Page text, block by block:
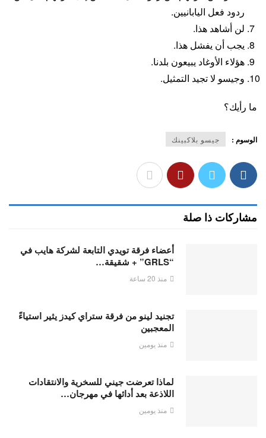
ردود فعل اليابانيين.
لن أشاهد هذا.
يجب أن يفشل هذا.
هؤلاء الأوغاد يبيعون بلدنا.
وجيسو لا تجيد التمثيل.
ما رأيك؟
الوسوم : جيسو بلاكبينك
مشاركات ذا صلة
أعضاء فرقة تويدي التابعة لشركة هايب في
“GRLS” + شقيقة…
منذ 20 ساعة
تجنيد لينو من فرقة ستراي كيدز يثير استياءً
المعجبين
منذ يومين
لماذا تعرضت جيني للسخرية والانتقادات
اللاذعة بعد أدائها في مهرجان…
منذ يومين